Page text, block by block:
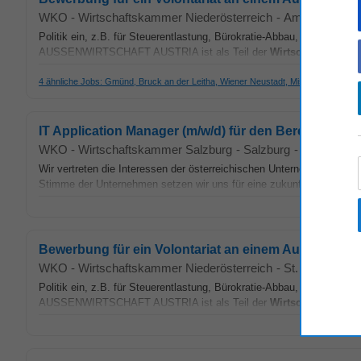
WKO - Wirtschaftskammer Niederösterreich - Amstetten
Politik ein, z.B. für Steuerentlastung, Bürokratie-Abbau,
AUSSENWIRTSCHAFT AUSTRIA ist als Teil der Wirtschaftskammer
4 ähnliche Jobs: Gmünd, Bruck an der Leitha, Wiener Neustadt, Mistelbach
IT Application Manager (m/w/d) für den Bereich IT
WKO - Wirtschaftskammer Salzburg - Salzburg -
Wir vertreten die Interessen der österreichischen Unternehmen Die
Stimme der Unternehmen setzen wir uns für eine zukunftsorientierte
Bewerbung für ein Volontariat an einem
WKO - Wirtschaftskammer Niederösterreich - St. Pölten
Politik ein, z.B. für Steuerentlastung, Bürokratie-Abbau,
AUSSENWIRTSCHAFT AUSTRIA ist als Teil der Wirtschaftskammer